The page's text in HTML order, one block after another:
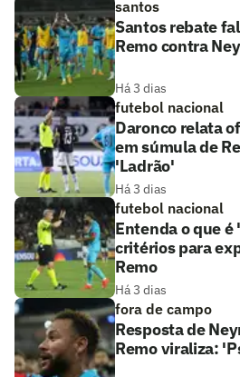
santos
Santos rebate
Remo contra
Há 3 dias
futebol nacional
Daronco relata
em súmula de
'Ladrão'
Há 3 dias
futebol nacional
Entenda o que é
critérios para
Remo
Há 3 dias
fora de campo
Resposta de
Remo viraliza: